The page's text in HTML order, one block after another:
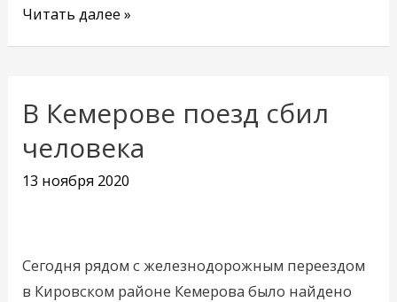
Читать далее »
В Кемерове поезд сбил
человека
13 ноября 2020
Сегодня рядом с железнодорожным переездом
в Кировском районе Кемерова было найдено
В
поезд
сбил